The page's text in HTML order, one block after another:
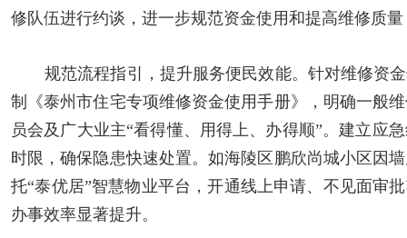
修队伍进行约谈，进一步规范资金使用和提高维修质
规范流程指引，提升服务便民效能。针对维修资
制《泰州市住宅专项维修资金使用手册》，明确一般
员会及广大业主“看得懂、用得上、办得顺”。建立应
时限，确保隐患快速处置。如海陵区鹏欣尚城小区因
托“泰优居”智慧物业平台，开通线上申请、不见面审
办事效率显著提升。